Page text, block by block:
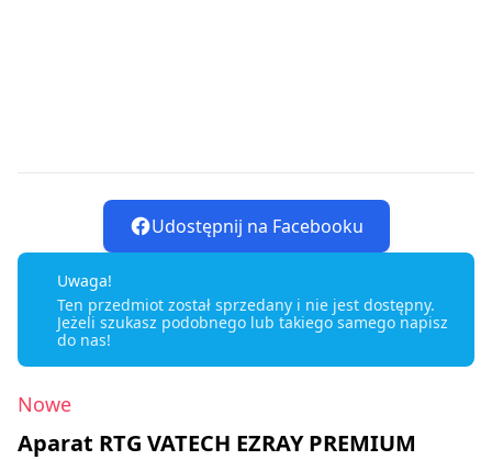
Udostępnij na Facebooku
Uwaga!
Ten przedmiot został sprzedany i nie jest dostępny.
Jeżeli szukasz podobnego lub takiego samego napisz
do nas!
Nowe
Aparat RTG VATECH EZRAY PREMIUM